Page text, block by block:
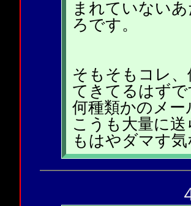
まれていない
ろです。
そもそもコレ
てきてるはず
何種類かのメ
こうも大量に
もはやダマす